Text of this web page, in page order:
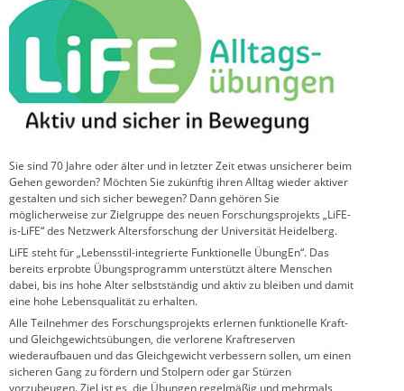
Sie sind 70 Jahre oder älter und in letzter Zeit etwas unsicherer beim
Gehen geworden? Möchten Sie zukünftig ihren Alltag wieder aktiver
gestalten und sich sicher bewegen? Dann gehören Sie
möglicherweise zur Zielgruppe des neuen Forschungsprojekts „LiFE-
is-LiFE“ des Netzwerk Altersforschung der Universität Heidelberg.
LiFE steht für „Lebensstil-integrierte Funktionelle ÜbungEn“. Das
bereits erprobte Übungsprogramm unterstützt ältere Menschen
dabei, bis ins hohe Alter selbstständig und aktiv zu bleiben und damit
eine hohe Lebensqualität zu erhalten.
Alle Teilnehmer des Forschungsprojekts erlernen funktionelle Kraft-
und Gleichgewichtsübungen, die verlorene Kraftreserven
wiederaufbauen und das Gleichgewicht verbessern sollen, um einen
sicheren Gang zu fördern und Stolpern oder gar Stürzen
vorzubeugen. Ziel ist es, die Übungen regelmäßig und mehrmals